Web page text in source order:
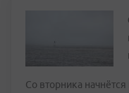
Со вторника